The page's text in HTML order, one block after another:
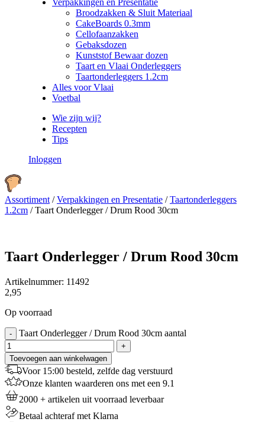
Verpakkingen en Presentatie
Broodzakken & Sluit Materiaal
CakeBoards 0.3mm
Cellofaanzakken
Gebaksdozen
Kunststof Bewaar dozen
Taart en Vlaai Onderleggers
Taartonderleggers 1.2cm
Alles voor Vlaai
Voetbal
Wie zijn wij?
Recepten
Tips
Inloggen
Assortiment /Verpakkingen en Presentatie /Taartonderleggers
1.2cm /Taart Onderlegger / Drum Rood 30cm
Taart Onderlegger / Drum Rood 30cm
Artikelnummer: 11492
2,95
Op voorraad
- Taart Onderlegger / Drum Rood 30cm aantal
+
Toevoegen aan winkelwagen
Voor 15:00 besteld, zelfde dag verstuurd
Onze klanten waarderen ons met een 9.1
2000 + artikelen uit voorraad leverbaar
Betaal achteraf met Klarna